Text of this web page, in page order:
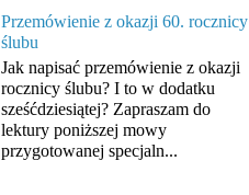
Przemówienie z okazji 60. rocznicy
ślubu
Jak napisać przemówienie z okazji
rocznicy ślubu? I to w dodatku
sześćdziesiątej? Zapraszam do
lektury poniższej mowy
przygotowanej specjaln...